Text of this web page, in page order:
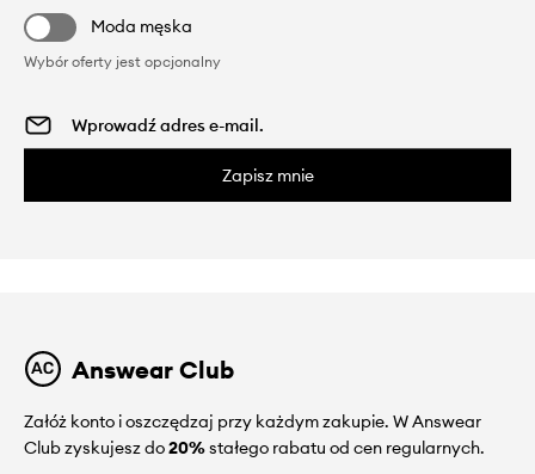
Moda męska
Wybór oferty jest opcjonalny
Zapisz mnie
Answear Club
Załóż konto i oszczędzaj przy każdym zakupie. W Answear
Club zyskujesz do20%stałego rabatu od cen regularnych.